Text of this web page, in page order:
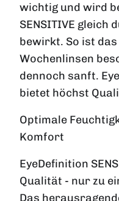
wichtig und wird
SENSITIVE
bewirkt. So ist
Wochenlinsen
dennoch sanft.
bietet höchst
Optimale
Komfort
EyeDefinition
Qualität - nur zu
Das